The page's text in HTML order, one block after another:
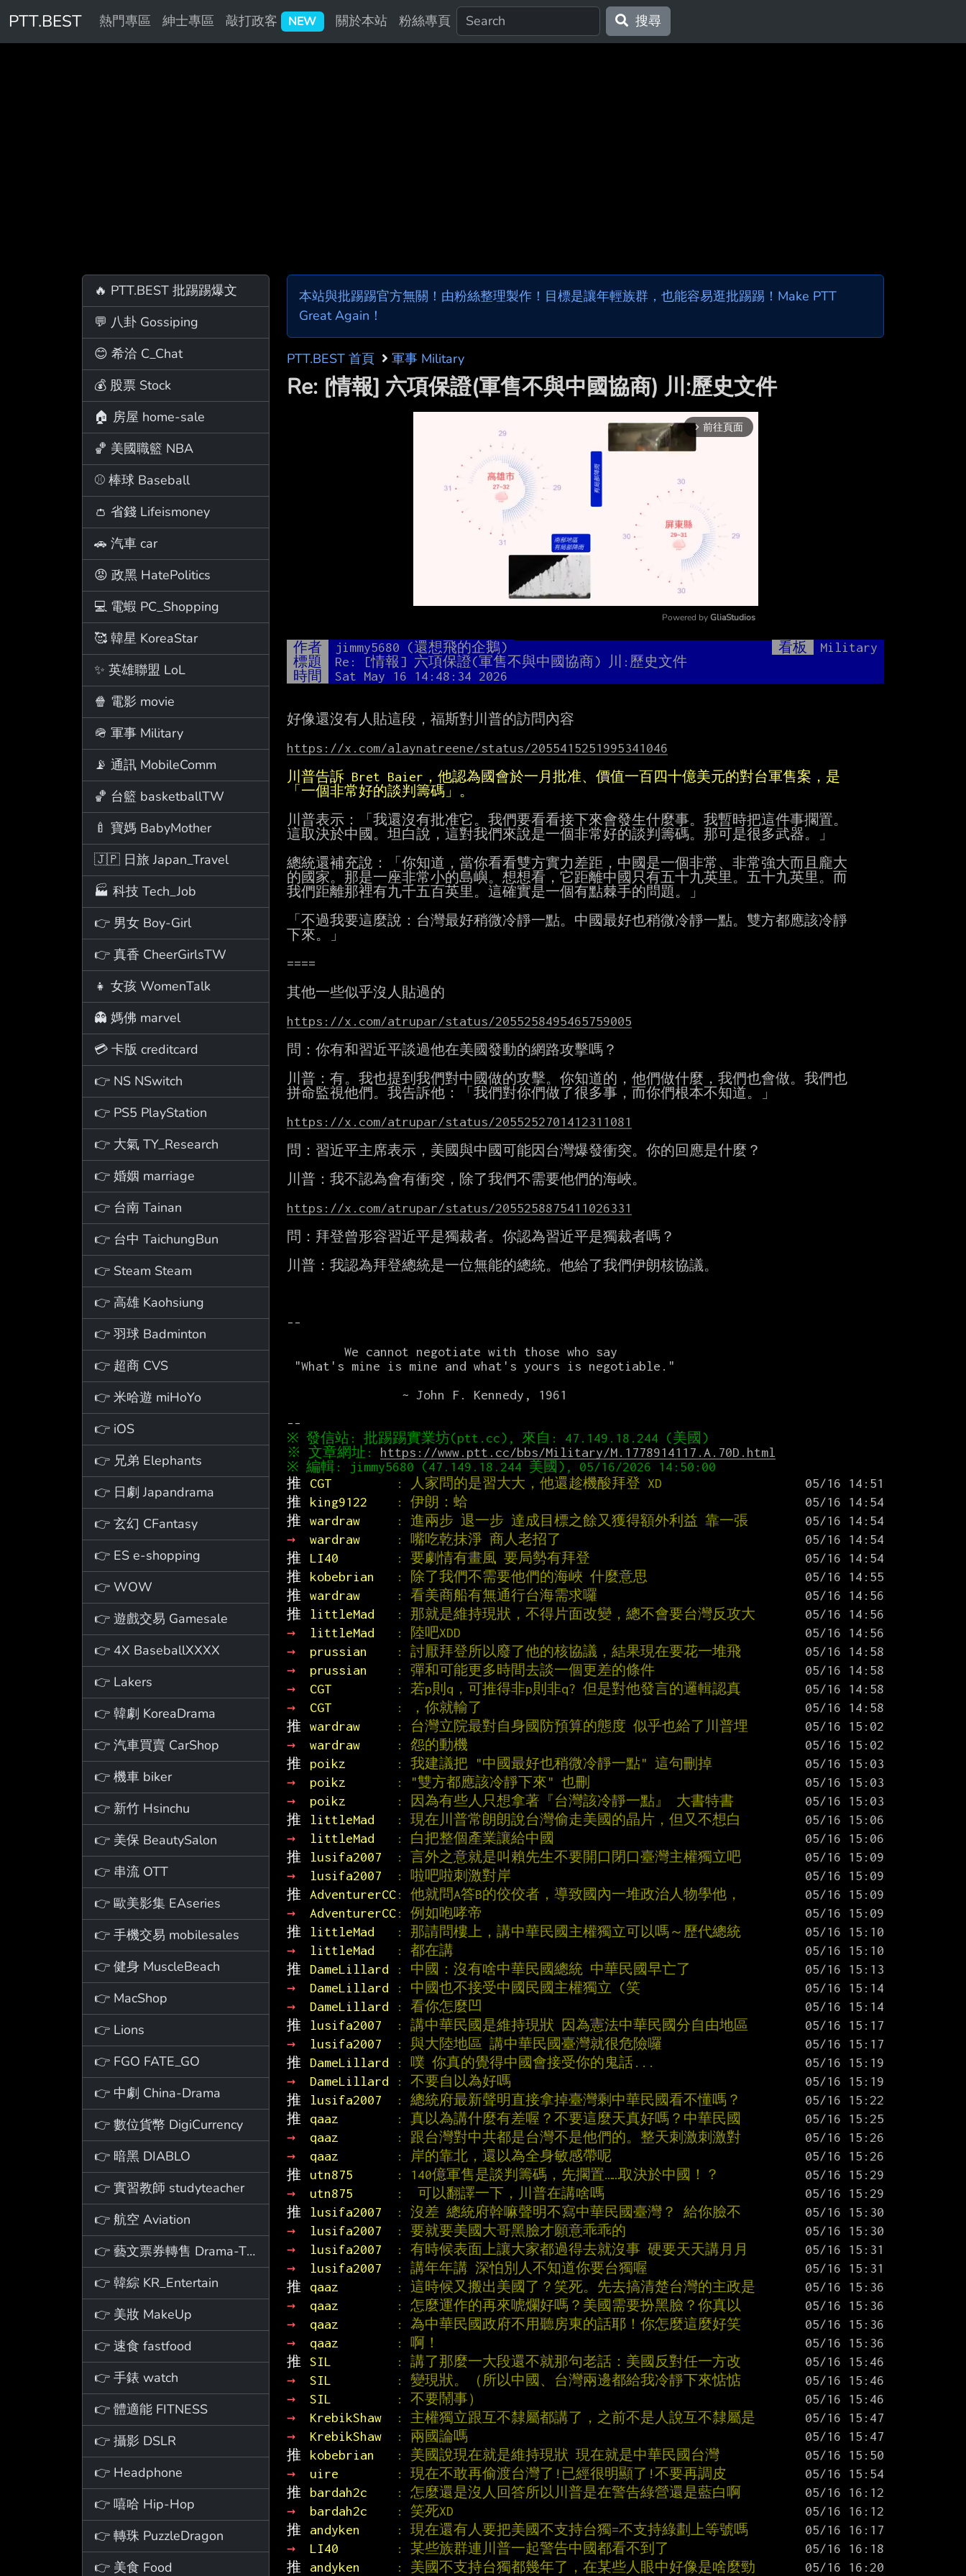
PTT.BEST 熱門專區 紳士專區 敲打政客 NEW 關於本站 粉絲專頁 搜尋
🔥 PTT.BEST 批踢踢爆文
💬 八卦 Gossiping
😊 希洽 C_Chat
💰 股票 Stock
🏠 房屋 home-sale
🏀 美國職籃 NBA
⚾ 棒球 Baseball
👛 省錢 Lifeismoney
🚗 汽車 car
😡 政黑 HatePolitics
💻 電蝦 PC_Shopping
🥰 韓星 KoreaStar
✨ 英雄聯盟 LoL
🍿 電影 movie
🪖 軍事 Military
📡 通訊 MobileComm
🏀 台籃 basketballTW
🍼 寶媽 BabyMother
🇯🇵 日旅 Japan_Travel
🏭 科技 Tech_Job
👉 男女 Boy-Girl
👉 真香 CheerGirlsTW
👧 女孩 WomenTalk
👻 媽佛 marvel
💳 卡版 creditcard
👉 NS NSwitch
👉 PS5 PlayStation
👉 大氣 TY_Research
👉 婚姻 marriage
👉 台南 Tainan
👉 台中 TaichungBun
👉 Steam Steam
👉 高雄 Kaohsiung
👉 羽球 Badminton
👉 超商 CVS
👉 米哈遊 miHoYo
👉 iOS
👉 兄弟 Elephants
👉 日劇 Japandrama
👉 玄幻 CFantasy
👉 ES e-shopping
👉 WOW
👉 遊戲交易 Gamesale
👉 4X BaseballXXXX
👉 Lakers
👉 韓劇 KoreaDrama
👉 汽車買賣 CarShop
👉 機車 biker
👉 新竹 Hsinchu
👉 美保 BeautySalon
👉 串流 OTT
👉 歐美影集 EAseries
👉 手機交易 mobilesales
👉 健身 MuscleBeach
👉 MacShop
👉 Lions
👉 FGO FATE_GO
👉 中劇 China-Drama
👉 數位貨幣 DigiCurrency
👉 暗黑 DIABLO
👉 實習教師 studyteacher
👉 航空 Aviation
👉 藝文票券轉售 Drama-Ticket
👉 韓綜 KR_Entertain
👉 美妝 MakeUp
👉 速食 fastfood
👉 手錶 watch
👉 體適能 FITNESS
👉 攝影 DSLR
👉 Headphone
👉 嘻哈 Hip-Hop
👉 轉珠 PuzzleDragon
👉 美食 Food
本站與批踢踢官方無關！由粉絲整理製作！目標是讓年輕族群，也能容易逛批踢踢！Make PTT
Great Again！
PTT.BEST 首頁 軍事 Military
Re: [情報] 六項保證(軍售不與中國協商) 川:歷史文件
arrow_forward_ios 前往頁面
Powered by GliaStudios
作者 jimmy5680 (還想飛的企鵝) 看板
Military
標題
Re: [情報] 六項保證(軍售不與中國協商) 川:歷史文件
時間
Sat May 16 14:48:34 2026
好像還沒有人貼這段，福斯對川普的訪問內容
https://x.com/alaynatreene/status/2055415251995341046
川普告訴 Bret Baier，他認為國會於一月批准、價值一百四十億美元的對台軍售案，是
「一個非常好的談判籌碼」。
川普表示：「我還沒有批准它。我們要看看接下來會發生什麼事。我暫時把這件事擱置。
這取決於中國。坦白說，這對我們來說是一個非常好的談判籌碼。那可是很多武器。」
總統還補充說：「你知道，當你看看雙方實力差距，中國是一個非常、非常強大而且龐大
的國家。那是一座非常小的島嶼。想想看，它距離中國只有五十九英里。五十九英里。而
我們距離那裡有九千五百英里。這確實是一個有點棘手的問題。」
「不過我要這麼說：台灣最好稍微冷靜一點。中國最好也稍微冷靜一點。雙方都應該冷靜
下來。」
====
其他一些似乎沒人貼過的
https://x.com/atrupar/status/2055258495465759005
問：你有和習近平談過他在美國發動的網路攻擊嗎？
川普：有。我也提到我們對中國做的攻擊。你知道的，他們做什麼，我們也會做。我們也
拼命監視他們。我告訴他：「我們對你們做了很多事，而你們根本不知道。」
https://x.com/atrupar/status/2055252701412311081
問：習近平主席表示，美國與中國可能因台灣爆發衝突。你的回應是什麼？
川普：我不認為會有衝突，除了我們不需要他們的海峽。
https://x.com/atrupar/status/2055258875411026331
問：拜登曾形容習近平是獨裁者。你認為習近平是獨裁者嗎？
川普：我認為拜登總統是一位無能的總統。他給了我們伊朗核協議。
--
※ 文章網址: https://www.ptt.cc/bbs/Military/M.1778914117.A.70D.html
推
CGT : 人家問的是習大大，他還趁機酸拜登 XD
推
king9122 : 伊朗：蛤
推 wardraw : 進兩步 退一步 達成目標之餘又獲得額外利益 靠一張
→
wardraw : 嘴吃乾抹淨 商人老招了
推
LI40 : 要劇情有畫風 要局勢有拜登
推
kobebrian : 除了我們不需要他們的海峽 什麼意思
推 wardraw : 看美商船有無通行台海需求囉
推
littleMad : 那就是維持現狀，不得片面改變，總不會要台灣反攻大
→
littleMad : 陸吧XDD
→
prussian : 討厭拜登所以廢了他的核協議，結果現在要花一堆飛
→
prussian : 彈和可能更多時間去談一個更差的條件
→
CGT : 若p則q，可推得非p則非q? 但是對他發言的邏輯認真
→
CGT : ，你就輸了
推 wardraw : 台灣立院最對自身國防預算的態度 似乎也給了川普埋
→
wardraw : 怨的動機
推
poikz : 我建議把 "中國最好也稍微冷靜一點" 這句刪掉
→
poikz : "雙方都應該冷靜下來" 也刪
→
poikz : 因為有些人只想拿著『台灣該冷靜一點』 大書特書
推
littleMad : 現在川普常朗朗說台灣偷走美國的晶片，但又不想白
→
littleMad : 白把整個產業讓給中國
推
lusifa2007 : 言外之意就是叫賴先生不要開口閉口臺灣主權獨立吧
→
lusifa2007 : 啦吧啦刺激對岸
推 AdventurerCC: 他就問A答B的佼佼者，導致國內一堆政治人物學他，
→
AdventurerCC: 例如咆哮帝
推
littleMad : 那請問樓上，講中華民國主權獨立可以嗎～歷代總統
→
littleMad : 都在講
推
DameLillard : 中國：沒有啥中華民國總統 中華民國早亡了
→
DameLillard : 中國也不接受中國民國主權獨立 (笑
→
DameLillard : 看你怎麼凹
推
lusifa2007 : 講中華民國是維持現狀 因為憲法中華民國分自由地區
→
lusifa2007 : 與大陸地區 講中華民國臺灣就很危險囉
推
DameLillard : 噗 你真的覺得中國會接受你的鬼話...
→
DameLillard : 不要自以為好嗎
推
lusifa2007 : 總統府最新聲明直接拿掉臺灣剩中華民國看不懂嗎？
推
qaaz : 真以為講什麼有差喔？不要這麼天真好嗎？中華民國
→
qaaz : 跟台灣對中共都是台灣不是他們的。整天刺激刺激對
→
qaaz : 岸的靠北，還以為全身敏感帶呢
推
utn875 : 140億軍售是談判籌碼，先擱置……取決於中國！？
→
utn875 :  可以翻譯一下，川普在講啥嗎
推
lusifa2007 : 沒差 總統府幹嘛聲明不寫中華民國臺灣？ 給你臉不
→
lusifa2007 : 要就要美國大哥黑臉才願意乖乖的
→
lusifa2007 : 有時候表面上讓大家都過得去就沒事 硬要天天講月月
→
lusifa2007 : 講年年講 深怕別人不知道你要台獨喔
推
qaaz : 這時候又搬出美國了？笑死。先去搞清楚台灣的主政是
→
qaaz : 怎麼運作的再來唬爛好嗎？美國需要扮黑臉？你真以
→
qaaz : 為中華民國政府不用聽房東的話耶！你怎麼這麼好笑
→
qaaz : 啊！
推 SIL : 講了那麼一大段還不就那句老話：美國反對任一方改
→
SIL : 變現狀。（所以中國、台灣兩邊都給我冷靜下來惦惦
→
SIL : 不要鬧事）
→
KrebikShaw : 主權獨立跟互不隸屬都講了，之前不是人說互不隸屬是
→
KrebikShaw : 兩國論嗎
推
kobebrian : 美國說現在就是維持現狀 現在就是中華民國台灣
→
uire : 現在不敢再偷渡台灣了!已經很明顯了!不要再調皮
推
bardah2c : 怎麼還是沒人回答所以川普是在警告綠營還是藍白啊
→
bardah2c : 笑死XD
推
andyken : 現在還有人要把美國不支持台獨=不支持綠劃上等號嗎
→
LI40 : 某些族群連川普一起警告中國都看不到了
推
andyken : 美國不支持台獨都幾年了，在某些人眼中好像是啥麼勁